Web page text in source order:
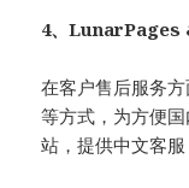
4、LunarPages
在客户售后服务
等方式，为方便
站，提供中文客服